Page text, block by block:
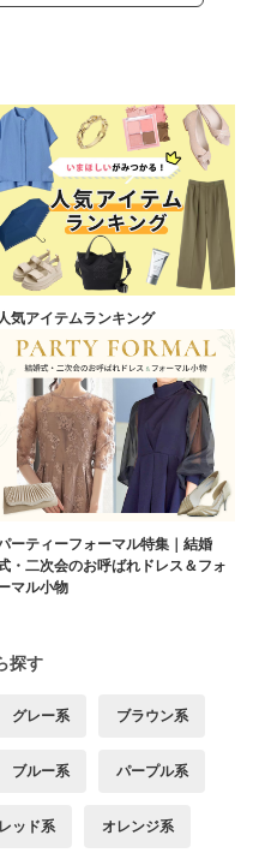
気アイテムランキング
ーティーフォーマル特集｜結婚
・二次会のお呼ばれドレス＆フォ
マル小物
探す
グレー系 ブラウン系
ブルー系 パープル系
レッド系 オレンジ系